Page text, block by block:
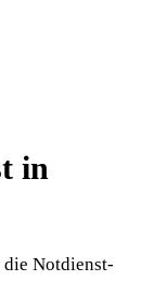
in
die Notdienst-